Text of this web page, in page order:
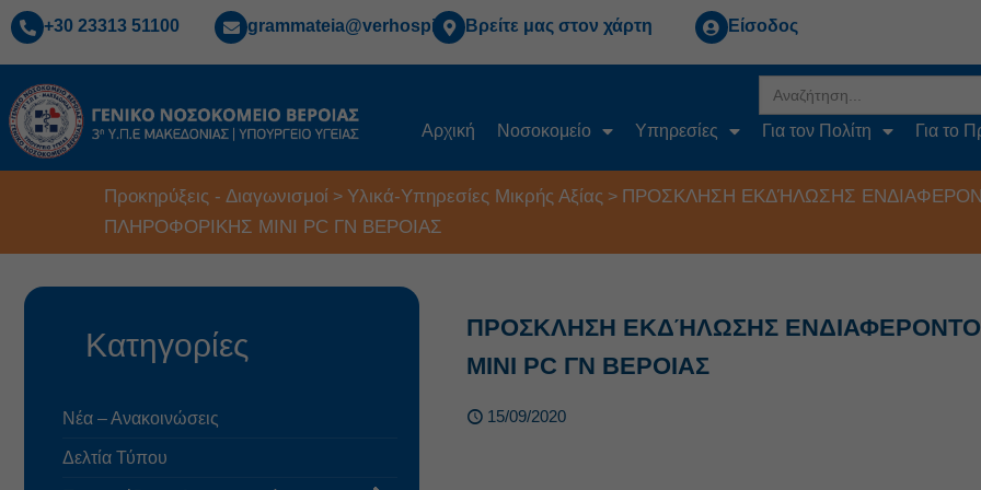
+30 23313 51100 grammateia@verhospi.gr Βρείτε μας στον χάρτη Είσοδος
for:
Αρχική Νοσοκομείο Υπηρεσίες Για τον Πολίτη Για το
Προκηρύξεις - Διαγωνισμοί > Υλικά-Υπηρεσίες Μικρής Αξίας > ΠΡΟΣΚΛΗΣΗ ΕΚΔΉΛΩΣΗΣ
ΠΛΗΡΟΦΟΡΙΚΗΣ MINI PC ΓΝ ΒΕΡΟΙΑΣ
ΠΡΟΣΚΛΗΣΗ ΕΚΔΉΛΩΣΗΣ
MINI PC ΓΝ ΒΕΡΟΙΑΣ
15/09/2020
Κατηγορίες
Νέα – Ανακοινώσεις
Δελτία Τύπου